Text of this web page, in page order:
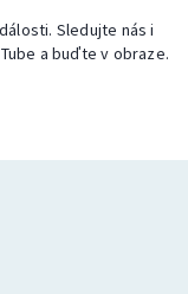
Sledujte nás i
a buďte v obraze.